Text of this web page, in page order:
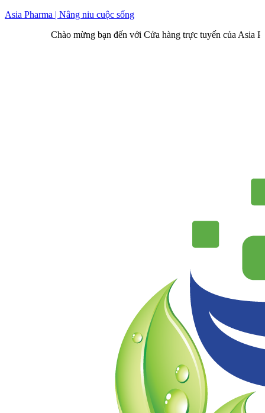
Skip
Asia Pharma | Nâng niu cuộc sống
Chào mừng bạn đến với Cửa hàng trực tuyến của Asia Pharma